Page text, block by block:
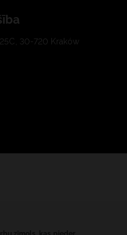
25C, 30-720 Kraków